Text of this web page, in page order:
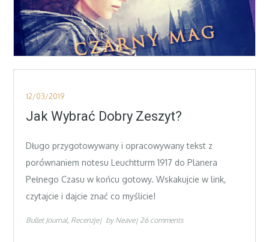
Posted
on
12/03/2019
Jak Wybrać Dobry Zeszyt?
Długo przygotowywany i opracowywany tekst z
porównaniem notesu Leuchtturm 1917 do Planera
Pełnego Czasu w końcu gotowy. Wskakujcie w link,
czytajcie i dajcie znać co myślicie!
Bullet Journal Recenzje by Neave 26 comments